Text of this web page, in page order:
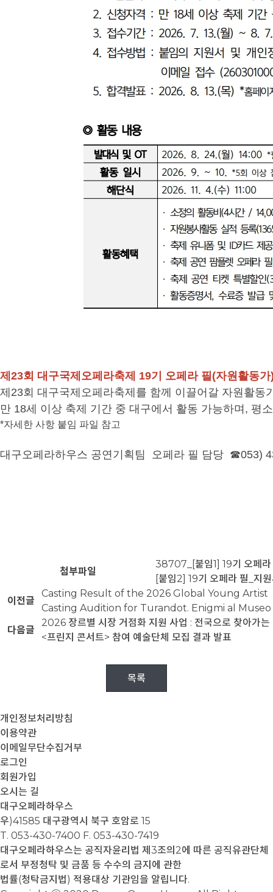
제23회 대구국제오페라축제 19기 오페라 필(자원활동
제 23회 대구국제오페라축제를 함께 이끌어갈 자원활동
만 18세 이상 축제 기간 중 대구에서 활동 가능하며, 평
*자세한 사항 붙임 파일 참고
대구오페라하우스 공연기획팀 오페라 필 담당 ☎053)
첨부파일
38707_[붙임1] 19기 오페
[붙임2] 19기 오페라 필_지
이전글
Casting Result of the 2026 Global Young Artist
Casting Audition for Turandot. Enigmi al Museo
다음글
2026 장르별 시장 거점화 지원 사업 : 전국으로 찾아가는
<프린지 콘서트> 참여 예술단체 모집 결과 발표
목록
개인정보처리방침
이용약관
이메일무단수집거부
로그인
회원가입
오시는 길
대구오페라하우스
우)41585 대구광역시 북구 호암로 15
T. 053-430-7400 F. 053-430-7419
대구오페라하우스는 공직자윤리법 제3조의2에 따른 공직유관단체
로서 부정청탁 및 금품 등 수수의 금지에 관한
법률(청탁금지법) 적용대상 기관임을 알립니다.